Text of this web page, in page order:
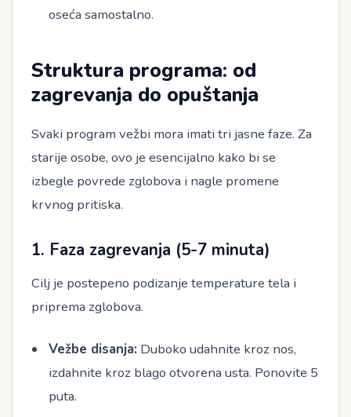
oseća samostalno.
Struktura programa: od
zagrevanja do opuštanja
Svaki program vežbi mora imati tri jasne faze. Za
starije osobe, ovo je esencijalno kako bi se
izbegle povrede zglobova i nagle promene
krvnog pritiska.
1. Faza zagrevanja (5-7 minuta)
Cilj je postepeno podizanje temperature tela i
priprema zglobova.
Vežbe disanja: Duboko udahnite kroz nos,
izdahnite kroz blago otvorena usta. Ponovite 5
puta.